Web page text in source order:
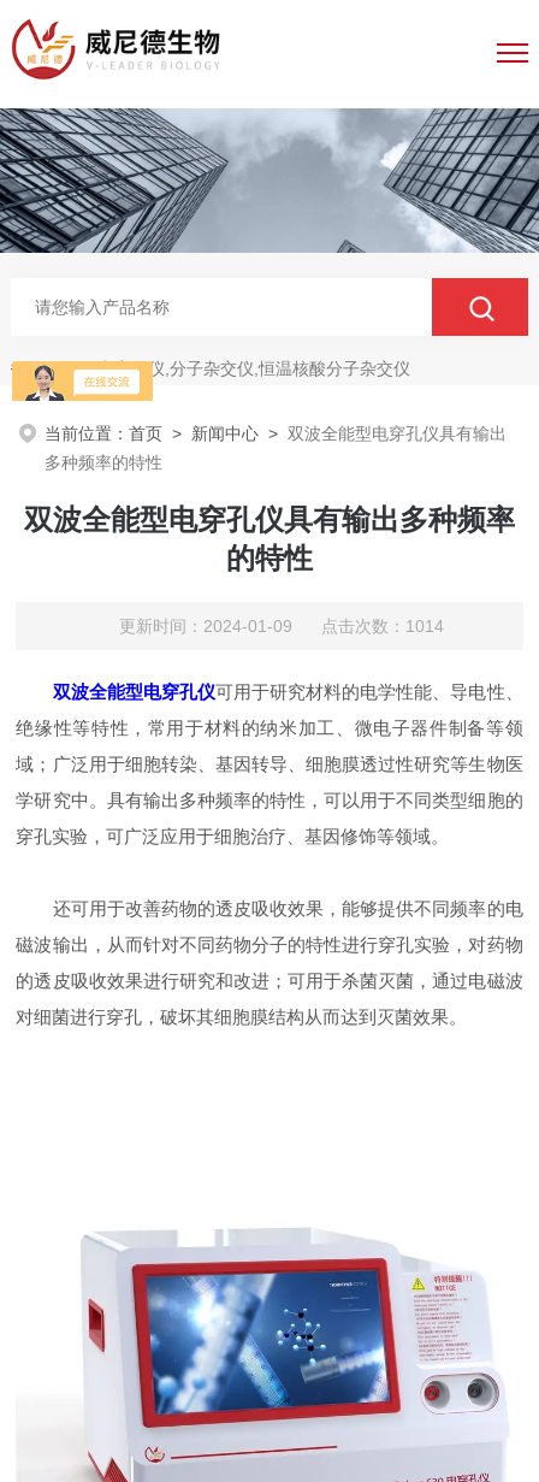
热门关键词：电穿孔仪,分子杂交仪,恒温核酸分子杂交仪
当前位置：首页 > 新闻中心 >双波全能型电穿孔仪具有输出
多种频率的特性
双波全能型电穿孔仪具有输出多种频率
的特性
更新时间：2024-01-09 点击次数：1014
双波全能型电穿孔仪可用于研究材料的电学性能、导电性、
绝缘性等特性，常用于材料的纳米加工、微电子器件制备等领
域；广泛用于细胞转染、基因转导、细胞膜透过性研究等生物医
学研究中。具有输出多种频率的特性，可以用于不同类型细胞的
穿孔实验，可广泛应用于细胞治疗、基因修饰等领域。
还可用于改善药物的透皮吸收效果，能够提供不同频率的电
磁波输出，从而针对不同药物分子的特性进行穿孔实验，对药物
的透皮吸收效果进行研究和改进；可用于杀菌灭菌，通过电磁波
对细菌进行穿孔，破坏其细胞膜结构从而达到灭菌效果。